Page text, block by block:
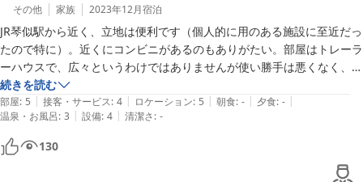
その他 家族 2023年12月宿泊
JR琴似駅から近く、立地は便利です（個人的に用のある施設に至近だっ
たので特に）。近くにコンビニがあるのもありがたい。部屋はトレーラ
ーハウスで、広々というわけではありませんが使い勝手は悪くなく、小
ぢんまりとしたリビングスペースがあるのもいい感じです。エアコンは
よく効き、寒い時期でも快適です。シャワールームはかなり狭く、必要
最小限という感じ（入浴をゆったり楽しみたい場合は、徒歩数分のとこ
ろにスーパー銭湯があるのでそちらを利用するのが〇）、備え付けのシ
ャンプーやボディソープが今一つでした。
細かいところでは、備え付けの電子レンジがオーブン機能のないもので
続きを読む
部屋: 5 | 接客・サービス: 4 | ロケーション: 5 | 朝食: - | 夕食: - |
温泉・お風呂: 3 | 設備: 4 | 清潔さ: -
130